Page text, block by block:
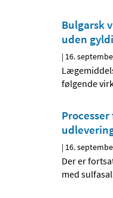
Bulgarsk
uden
| 16.
følgende
| 16.
Der er
med